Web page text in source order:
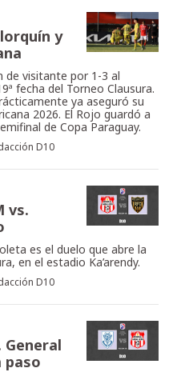
y
de visitante por 1-3 al
fecha del Torneo Clausura.
ya aseguró su
2026. El Rojo guardó a
de Copa Paraguay.
D10
vs.
es el duelo que abre la
en el estadio Ka’arendy.
D10
paso